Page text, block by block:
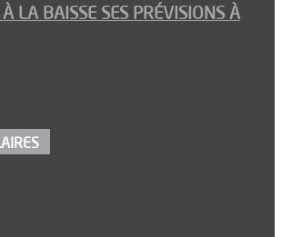
LA BAISSE SES PRÉVISIONS À